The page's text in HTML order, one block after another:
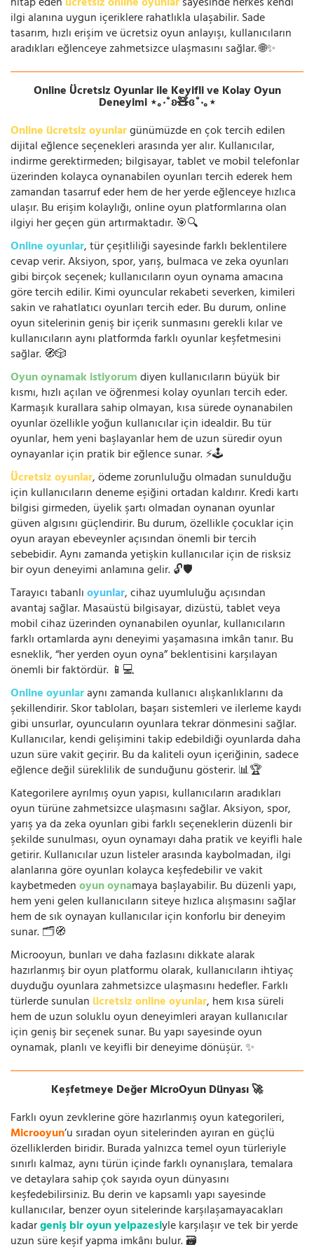
ilgi alanına uygun içeriklere rahatlıkla ulaşabilir. Sade
tasarım, hızlı erişim ve ücretsiz oyun anlayışı, kullanıcıların
aradıkları eğlenceye zahmetsizce ulaşmasını sağlar. 🌐✨
Online Ücretsiz Oyunlar ile Keyifli ve Kolay Oyun
Deneyimi ⋆｡‧˚ʚ🧸ɞ˚‧｡⋆
Online ücretsiz oyunlargünümüzde en çok tercih edilen
dijital eğlence seçenekleri arasında yer alır. Kullanıcılar,
indirme gerektirmeden; bilgisayar, tablet ve mobil telefonlar
üzerinden kolayca oynanabilen oyunları tercih ederek hem
zamandan tasarruf eder hem de her yerde eğlenceye hızlıca
ulaşır. Bu erişim kolaylığı, online oyun platformlarına olan
ilgiyi her geçen gün artırmaktadır. 🎯🔍
Online oyunlar, tür çeşitliliği sayesinde farklı beklentilere
cevap verir. Aksiyon, spor, yarış, bulmaca ve zeka oyunları
gibi birçok seçenek; kullanıcıların oyun oynama amacına
göre tercih edilir. Kimi oyuncular rekabeti severken, kimileri
sakin ve rahatlatıcı oyunları tercih eder. Bu durum, online
oyun sitelerinin geniş bir içerik sunmasını gerekli kılar ve
kullanıcıların aynı platformda farklı oyunlar keşfetmesini
sağlar. 🧭🎲
Oyun oynamak istiyorumdiyen kullanıcıların büyük bir
kısmı, hızlı açılan ve öğrenmesi kolay oyunları tercih eder.
Karmaşık kurallara sahip olmayan, kısa sürede oynanabilen
oyunlar özellikle yoğun kullanıcılar için idealdir. Bu tür
oyunlar, hem yeni başlayanlar hem de uzun süredir oyun
oynayanlar için pratik bir eğlence sunar. ⚡🕹️
Ücretsiz oyunlar, ödeme zorunluluğu olmadan sunulduğu
için kullanıcıların deneme eşiğini ortadan kaldırır. Kredi kartı
bilgisi girmeden, üyelik şartı olmadan oynanan oyunlar
güven algısını güçlendirir. Bu durum, özellikle çocuklar için
oyun arayan ebeveynler açısından önemli bir tercih
sebebidir. Aynı zamanda yetişkin kullanıcılar için de risksiz
bir oyun deneyimi anlamına gelir. 🔓🛡️
Tarayıcı tabanlıoyunlar, cihaz uyumluluğu açısından
avantaj sağlar. Masaüstü bilgisayar, dizüstü, tablet veya
mobil cihaz üzerinden oynanabilen oyunlar, kullanıcıların
farklı ortamlarda aynı deneyimi yaşamasına imkân tanır. Bu
esneklik, “her yerden oyun oyna” beklentisini karşılayan
önemli bir faktördür. 📱💻
Online oyunlaraynı zamanda kullanıcı alışkanlıklarını da
şekillendirir. Skor tabloları, başarı sistemleri ve ilerleme kaydı
gibi unsurlar, oyuncuların oyunlara tekrar dönmesini sağlar.
Kullanıcılar, kendi gelişimini takip edebildiği oyunlarda daha
uzun süre vakit geçirir. Bu da kaliteli oyun içeriğinin, sadece
eğlence değil süreklilik de sunduğunu gösterir. 📊🏆
Kategorilere ayrılmış oyun yapısı, kullanıcıların aradıkları
oyun türüne zahmetsizce ulaşmasını sağlar. Aksiyon, spor,
yarış ya da zeka oyunları gibi farklı seçeneklerin düzenli bir
şekilde sunulması, oyun oynamayı daha pratik ve keyifli hale
getirir. Kullanıcılar uzun listeler arasında kaybolmadan, ilgi
alanlarına göre oyunları kolayca keşfedebilir ve vakit
kaybetmedenoyun oynamaya başlayabilir. Bu düzenli yapı,
hem yeni gelen kullanıcıların siteye hızlıca alışmasını sağlar
hem de sık oynayan kullanıcılar için konforlu bir deneyim
sunar. 🗂️🧭
Microoyun, bunları ve daha fazlasını dikkate alarak
hazırlanmış bir oyun platformu olarak, kullanıcıların ihtiyaç
duyduğu oyunlara zahmetsizce ulaşmasını hedefler. Farklı
türlerde sunulan ücretsiz online oyunlar, hem kısa süreli
hem de uzun soluklu oyun deneyimleri arayan kullanıcılar
için geniş bir seçenek sunar. Bu yapı sayesinde oyun
oynamak, planlı ve keyifli bir deneyime dönüşür. ✨
Keşfetmeye Değer MicroOyun Dünyası 🚀
Farklı oyun zevklerine göre hazırlanmış oyun kategorileri,
Microoyun’u sıradan oyun sitelerinden ayıran en güçlü
özelliklerden biridir. Burada yalnızca temel oyun türleriyle
sınırlı kalmaz, aynı türün içinde farklı oynanışlara, temalara
ve detaylara sahip çok sayıda oyun dünyasını
keşfedebilirsiniz. Bu derin ve kapsamlı yapı sayesinde
kullanıcılar, benzer oyun sitelerinde karşılaşamayacakları
kadargeniş bir oyun yelpazesiyle karşılaşır ve tek bir yerde
uzun süre keşif yapma imkânı bulur. 🗃️